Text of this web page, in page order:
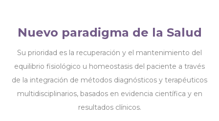
Nuevo paradigma de la Salud
Su prioridad es la recuperación y el mantenimiento del
equilibrio fisiológico u homeostasis del paciente a través
de la integración de métodos diagnósticos y terapéuticos
multidisciplinarios, basados en evidencia científica y en
resultados clínicos.